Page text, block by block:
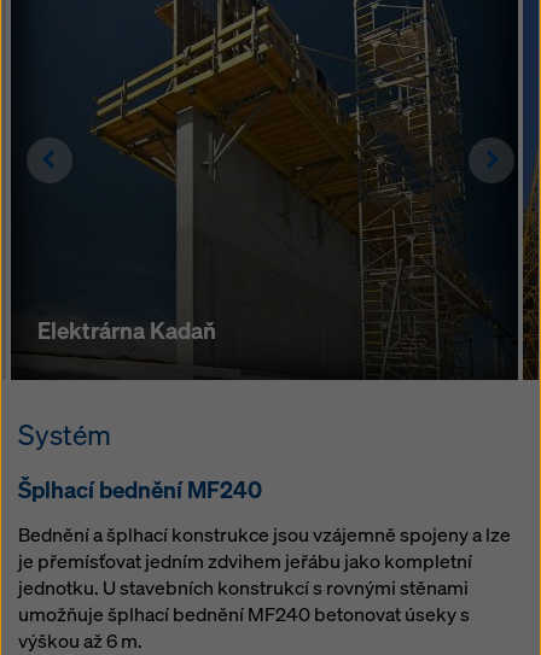
Elektrárna Kadaň
Left
Systém
Šplhací bednění MF240
Bednění a šplhací konstrukce jsou vzájemně spojeny a lze
je přemísťovat jedním zdvihem jeřábu jako kompletní
jednotku. U stavebních konstrukcí s rovnými stěnami
umožňuje šplhací bednění MF240 betonovat úseky s
výškou až 6 m.